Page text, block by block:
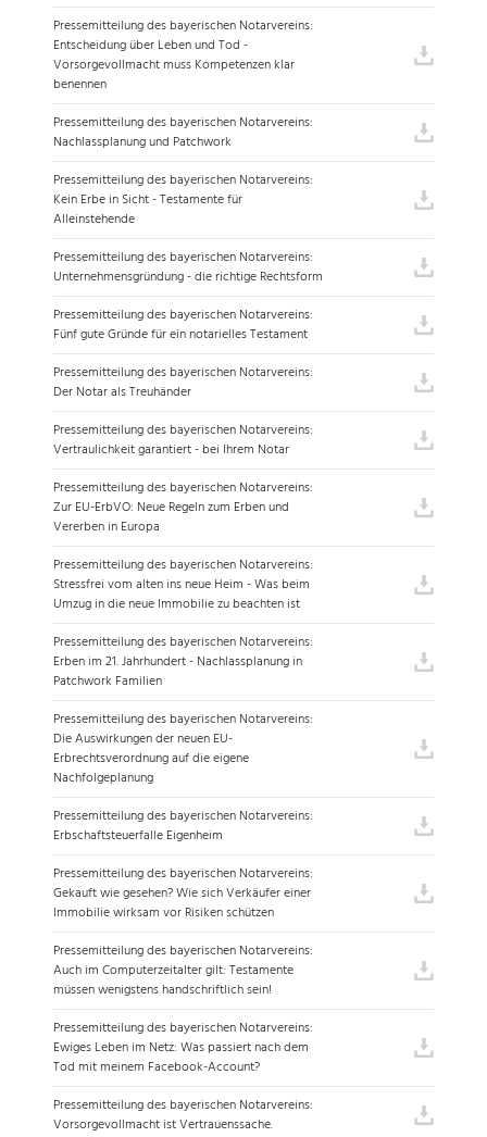
Pressemitteilung des bayerischen Notarvereins:
Entscheidung über Leben und Tod -
Vorsorgevollmacht muss Kompetenzen klar
benennen
Pressemitteilung des bayerischen Notarvereins:
Nachlassplanung und Patchwork
Pressemitteilung des bayerischen Notarvereins:
Kein Erbe in Sicht - Testamente für
Alleinstehende
Pressemitteilung des bayerischen Notarvereins:
Unternehmensgründung - die richtige Rechtsform
Pressemitteilung des bayerischen Notarvereins:
Fünf gute Gründe für ein notarielles Testament
Pressemitteilung des bayerischen Notarvereins:
Der Notar als Treuhänder
Pressemitteilung des bayerischen Notarvereins:
Vertraulichkeit garantiert - bei Ihrem Notar
Pressemitteilung des bayerischen Notarvereins:
Zur EU-ErbVO: Neue Regeln zum Erben und
Vererben in Europa
Pressemitteilung des bayerischen Notarvereins:
Stressfrei vom alten ins neue Heim - Was beim
Umzug in die neue Immobilie zu beachten ist
Pressemitteilung des bayerischen Notarvereins:
Erben im 21. Jahrhundert - Nachlassplanung in
Patchwork Familien
Pressemitteilung des bayerischen Notarvereins:
Die Auswirkungen der neuen EU-
Erbrechtsverordnung auf die eigene
Nachfolgeplanung
Pressemitteilung des bayerischen Notarvereins:
Erbschaftsteuerfalle Eigenheim
Pressemitteilung des bayerischen Notarvereins:
Gekauft wie gesehen? Wie sich Verkäufer einer
Immobilie wirksam vor Risiken schützen
Pressemitteilung des bayerischen Notarvereins:
Auch im Computerzeitalter gilt: Testamente
müssen wenigstens handschriftlich sein!
Pressemitteilung des bayerischen Notarvereins:
Ewiges Leben im Netz: Was passiert nach dem
Tod mit meinem Facebook-Account?
Pressemitteilung des bayerischen Notarvereins:
Vorsorgevollmacht ist Vertrauenssache.